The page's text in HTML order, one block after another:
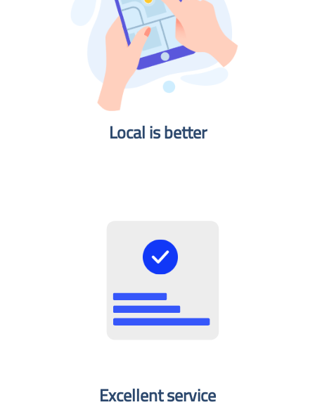
Local is better​
Excellent service